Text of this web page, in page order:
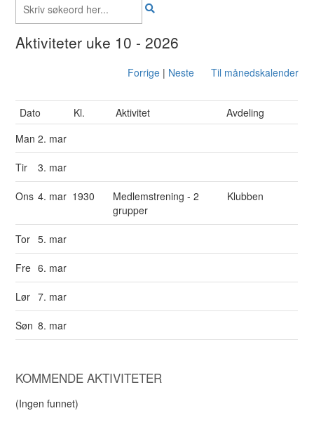
Aktiviteter uke 10 - 2026
Forrige| Neste Til månedskalender
Dato Kl. Aktivitet
Avdeling
Man2. mar
Tir 3. mar
Ons 4. mar 1930
Medlemstrening - 2
grupper
Klubben
Tor 5. mar
Fre 6. mar
Lør 7. mar
Søn 8. mar
KOMMENDE AKTIVITETER
(Ingen funnet)